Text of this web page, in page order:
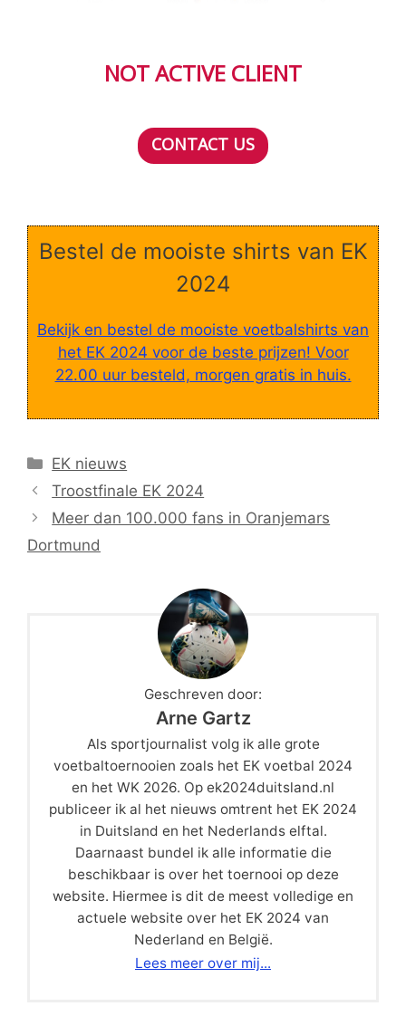
NOT ACTIVE CLIENT
CONTACT US
Bestel de mooiste shirts van EK
2024
Bekijk en bestel de mooiste voetbalshirts van
het EK 2024 voor de beste prijzen! Voor
22.00 uur besteld, morgen gratis in huis.
Categorieën
EK nieuws
Troostfinale EK 2024
Meer dan 100.000 fans in Oranjemars
Dortmund
Geschreven door:
Arne Gartz
Als sportjournalist volg ik alle grote
voetbaltoernooien zoals het EK voetbal 2024
en het WK 2026. Op ek2024duitsland.nl
publiceer ik al het nieuws omtrent het EK 2024
in Duitsland en het Nederlands elftal.
Daarnaast bundel ik alle informatie die
beschikbaar is over het toernooi op deze
website. Hiermee is dit de meest volledige en
actuele website over het EK 2024 van
Nederland en België.
Lees meer over mij...